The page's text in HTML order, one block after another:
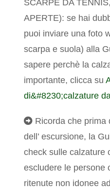
SCARPE DA
APERTE): se hai
puoi inviare una foto
scarpa e suola) alla
sapere perchè la
importante, clicca su
di&#8230;calzature
Ricorda che prima
dell’ escursione, la
check sulle calzature
escludere le persone
ritenute non idonee